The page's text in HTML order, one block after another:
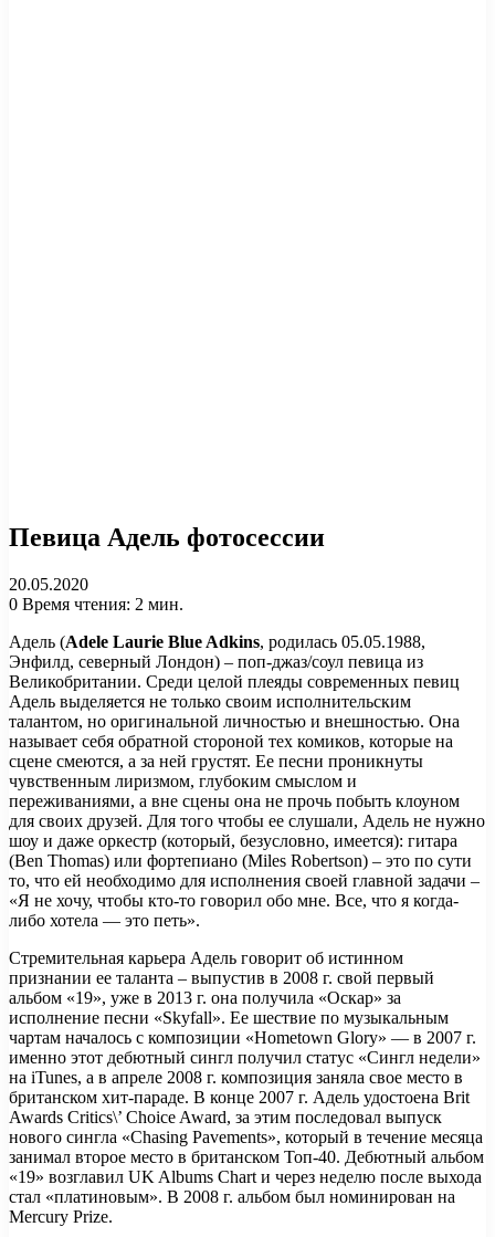
Певица Адель фотосессии
20.05.2020
0 Время чтения: 2 мин.
Адель (Adele Laurie Blue Adkins, родилась 05.05.1988,
Энфилд, северный Лондон) – поп-джаз/соул певица из
Великобритании. Среди целой плеяды современных певиц
Адель выделяется не только своим исполнительским
талантом, но оригинальной личностью и внешностью. Она
называет себя обратной стороной тех комиков, которые на
сцене смеются, а за ней грустят. Ее песни проникнуты
чувственным лиризмом, глубоким смыслом и
переживаниями, а вне сцены она не прочь побыть клоуном
для своих друзей. Для того чтобы ее слушали, Адель не нужно
шоу и даже оркестр (который, безусловно, имеется): гитара
(Ben Thomas) или фортепиано (Miles Robertson) – это по сути
то, что ей необходимо для исполнения своей главной задачи –
«Я не хочу, чтобы кто-то говорил обо мне. Все, что я когда-
либо хотела — это петь».
Стремительная карьера Адель говорит об истинном
признании ее таланта – выпустив в 2008 г. свой первый
альбом «19», уже в 2013 г. она получила «Оскар» за
исполнение песни «Skyfall». Ее шествие по музыкальным
чартам началось с композиции «Hometown Glory» — в 2007 г.
именно этот дебютный сингл получил статус «Сингл недели»
на iTunes, а в апреле 2008 г. композиция заняла свое место в
британском хит-параде. В конце 2007 г. Адель удостоена Brit
Awards Critics\’ Choice Award, за этим последовал выпуск
нового сингла «Chasing Pavements», который в течение месяца
занимал второе место в британском Топ-40. Дебютный альбом
«19» возглавил UK Albums Chart и через неделю после выхода
стал «платиновым». В 2008 г. альбом был номинирован на
Mercury Prize.